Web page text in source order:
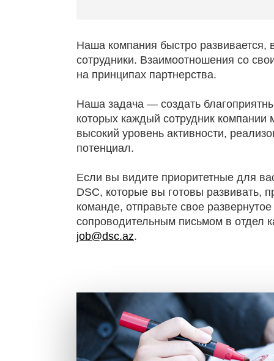
Наша компания быстро развивается,
сотрудники. Взаимоотношения со
на принципах партнерства.
Наша задача — создать
которых каждый сотрудник компании
высокий уровень активности,
потенциал.
Если вы видите приоритетные для
DSC, которые вы готовы развивать,
команде, отправьте свое
сопроводительным письмом в отдел
job@dsc.az.